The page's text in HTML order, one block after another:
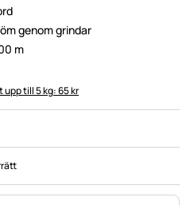
genom grindar
m
till 5 kg: 65 kr